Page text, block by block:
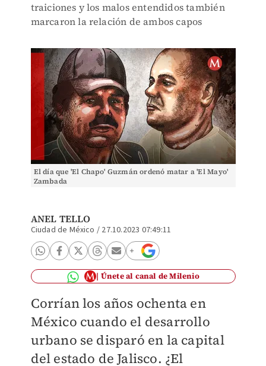
traiciones y los malos entendidos también
marcaron la relación de ambos capos
El día que 'El Chapo' Guzmán ordenó matar a 'El Mayo'
Zambada
ANEL TELLO
Ciudad de México / 27.10.2023 07:49:11
Únete al canal de Milenio
Corrían los años ochenta en
México cuando el desarrollo
urbano se disparó en la capital
del estado de Jalisco. ¿El